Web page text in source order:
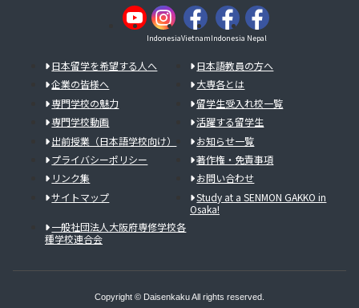
IndonesiaVietnamIndonesia Nepal
日本留学を希望する人へ
日本語教員の方へ
企業の皆様へ
大専各とは
専門学校の魅力
留学生受入れ校一覧
専門学校動画
活躍する留学生
出前授業（日本語学校向け）
お知らせ一覧
プライバシーポリシー
著作権・免責事項
リンク集
お問い合わせ
サイトマップ
Study at a SENMON GAKKO in
Osaka!
一般社団法人大阪府専修学校各
種学校連合会
Copyright © Daisenkaku All rights reserved.